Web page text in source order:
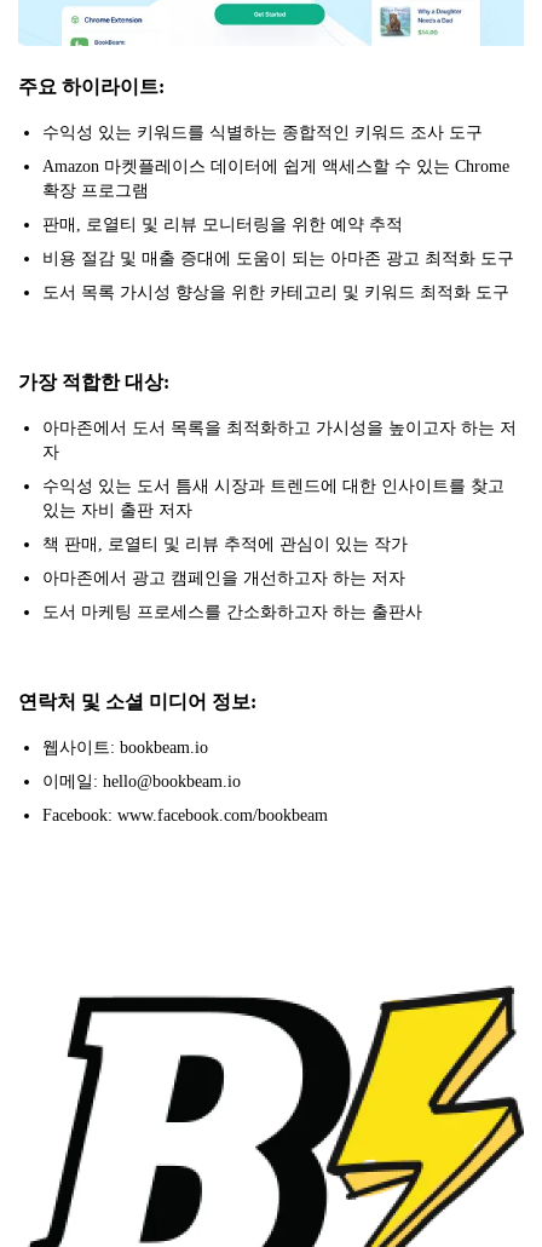
주요 하이라이트:
수익성 있는 키워드를 식별하는 종합적인 키워드 조사 도구
Amazon 마켓플레이스 데이터에 쉽게 액세스할 수 있는 Chrome
확장 프로그램
판매, 로열티 및 리뷰 모니터링을 위한 예약 추적
비용 절감 및 매출 증대에 도움이 되는 아마존 광고 최적화 도구
도서 목록 가시성 향상을 위한 카테고리 및 키워드 최적화 도구
가장 적합한 대상:
아마존에서 도서 목록을 최적화하고 가시성을 높이고자 하는 저
자
수익성 있는 도서 틈새 시장과 트렌드에 대한 인사이트를 찾고
있는 자비 출판 저자
책 판매, 로열티 및 리뷰 추적에 관심이 있는 작가
아마존에서 광고 캠페인을 개선하고자 하는 저자
도서 마케팅 프로세스를 간소화하고자 하는 출판사
연락처 및 소셜 미디어 정보:
웹사이트: bookbeam.io
이메일: hello@bookbeam.io
Facebook: www.facebook.com/bookbeam